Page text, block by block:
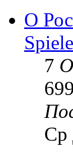
О
7
Ср